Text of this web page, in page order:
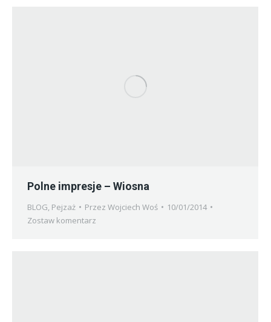
Polne impresje – Wiosna
BLOG, Pejzaż Przez Wojciech Woś
10/01/2014
Zostaw komentarz